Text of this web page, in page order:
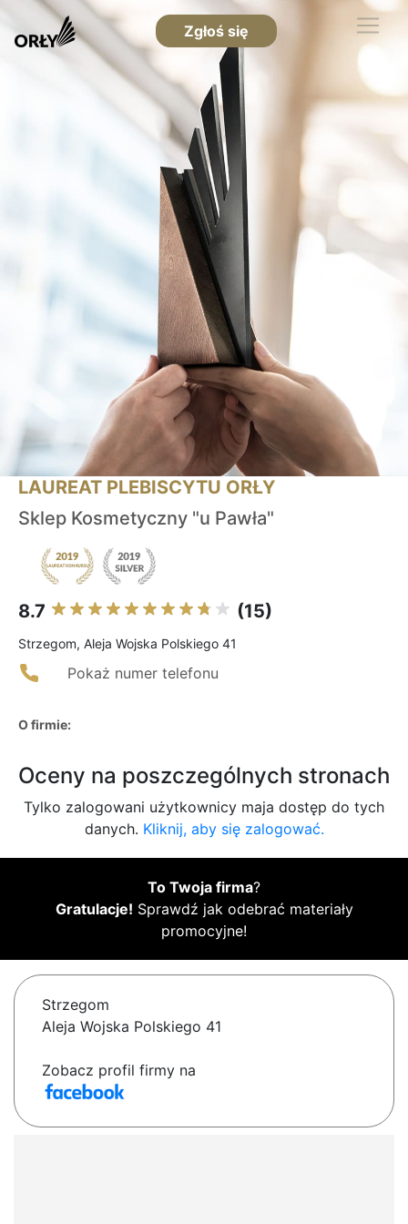
Zgłoś się
LAUREAT PLEBISCYTU ORŁY
Sklep Kosmetyczny "u Pawła"
8.7 (15)
Strzegom, Aleja Wojska Polskiego 41
Pokaż numer telefonu
O firmie:
Oceny na poszczególnych stronach
Tylko zalogowani użytkownicy maja dostęp do tych
danych. Kliknij, aby się zalogować.
To Twoja firma?
Gratulacje! Sprawdź jak odebrać materiały
promocyjne!
Strzegom
Aleja Wojska Polskiego 41
Zobacz profil firmy na